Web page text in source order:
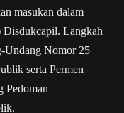
masukan dalam
Disdukcapil. Langkah
Undang Nomor 25
serta Permen
Pedoman